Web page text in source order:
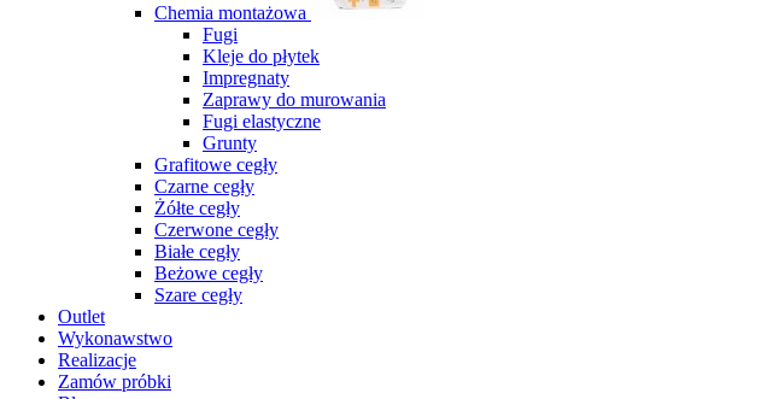
Chemia montażowa
Fugi
Kleje do płytek
Impregnaty
Zaprawy do murowania
Fugi elastyczne
Grunty
Grafitowe cegły
Czarne cegły
Żółte cegły
Czerwone cegły
Białe cegły
Beżowe cegły
Szare cegły
Outlet
Wykonawstwo
Realizacje
Zamów próbki